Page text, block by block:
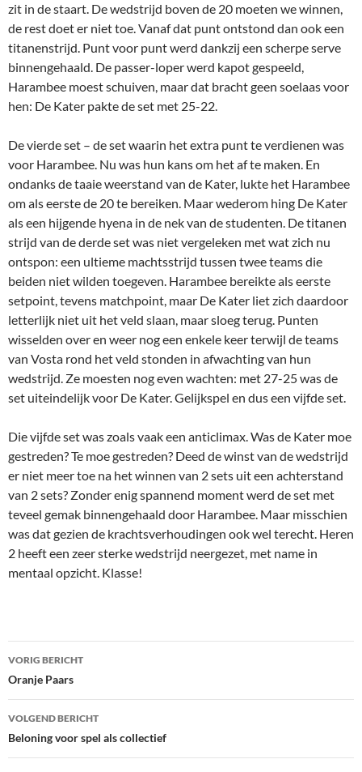
zit in de staart. De wedstrijd boven de 20 moeten we winnen,
de rest doet er niet toe. Vanaf dat punt ontstond dan ook een
titanenstrijd. Punt voor punt werd dankzij een scherpe serve
binnengehaald. De passer-loper werd kapot gespeeld,
Harambee moest schuiven, maar dat bracht geen soelaas voor
hen: De Kater pakte de set met 25-22.
De vierde set – de set waarin het extra punt te verdienen was
voor Harambee. Nu was hun kans om het af te maken. En
ondanks de taaie weerstand van de Kater, lukte het Harambee
om als eerste de 20 te bereiken. Maar wederom hing De Kater
als een hijgende hyena in de nek van de studenten. De titanen
strijd van de derde set was niet vergeleken met wat zich nu
ontspon: een ultieme machtsstrijd tussen twee teams die
beiden niet wilden toegeven. Harambee bereikte als eerste
setpoint, tevens matchpoint, maar De Kater liet zich daardoor
letterlijk niet uit het veld slaan, maar sloeg terug. Punten
wisselden over en weer nog een enkele keer terwijl de teams
van Vosta rond het veld stonden in afwachting van hun
wedstrijd. Ze moesten nog even wachten: met 27-25 was de
set uiteindelijk voor De Kater. Gelijkspel en dus een vijfde set.
Die vijfde set was zoals vaak een anticlimax. Was de Kater moe
gestreden? Te moe gestreden? Deed de winst van de wedstrijd
er niet meer toe na het winnen van 2 sets uit een achterstand
van 2 sets? Zonder enig spannend moment werd de set met
teveel gemak binnengehaald door Harambee. Maar misschien
was dat gezien de krachtsverhoudingen ook wel terecht. Heren
2 heeft een zeer sterke wedstrijd neergezet, met name in
mentaal opzicht. Klasse!
Bericht
navigatie
VORIG BERICHT
Oranje Paars
VOLGEND BERICHT
Beloning voor spel als collectief